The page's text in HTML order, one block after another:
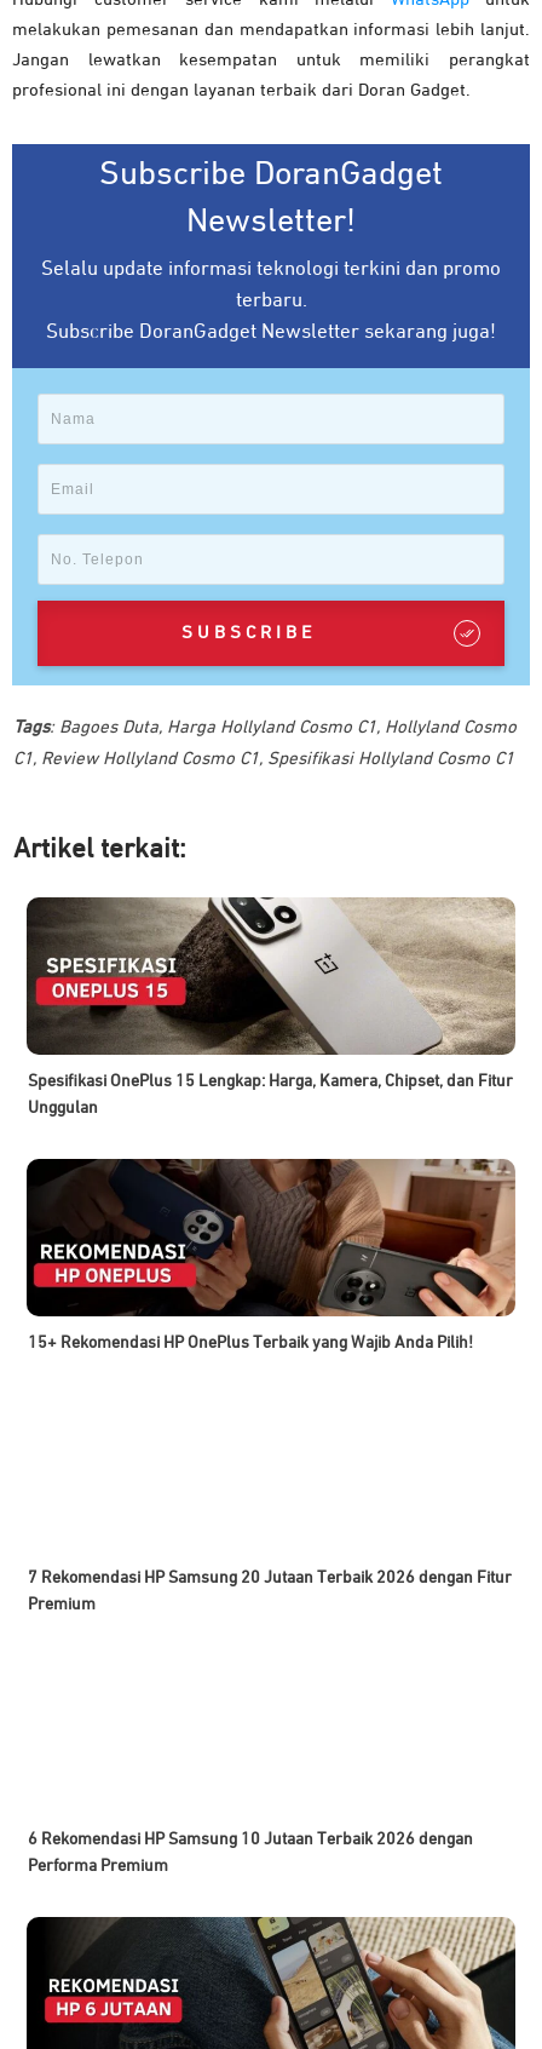
melakukan pemesanan dan mendapatkan informasi lebih lanjut.
Jangan lewatkan kesempatan untuk memiliki perangkat
profesional ini dengan layanan terbaik dari Doran Gadget.
Subscribe DoranGadget
Newsletter!
Selalu update informasi teknologi terkini dan promo
terbaru.
Subscribe DoranGadget Newsletter sekarang juga!
SUBSCRIBE
Tags: Bagoes Duta, Harga Hollyland Cosmo C1, Hollyland Cosmo
C1, Review Hollyland Cosmo C1, Spesifikasi Hollyland Cosmo C1
Artikel terkait:
Spesifikasi OnePlus 15 Lengkap: Harga, Kamera, Chipset, dan Fitur
Unggulan
15+ Rekomendasi HP OnePlus Terbaik yang Wajib Anda Pilih!
7 Rekomendasi HP Samsung 20 Jutaan Terbaik 2026 dengan Fitur
Premium
6 Rekomendasi HP Samsung 10 Jutaan Terbaik 2026 dengan
Performa Premium